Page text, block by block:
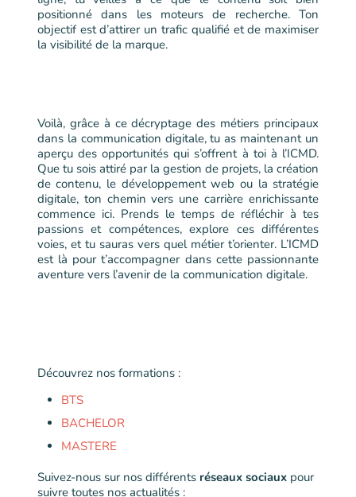
positionné dans les moteurs de recherche. Ton
objectif est d’attirer un trafic qualifié et de maximiser
la visibilité de la marque.
Voilà, grâce à ce décryptage des métiers principaux
dans la communication digitale, tu as maintenant un
aperçu des opportunités qui s’offrent à toi à l’ICMD.
Que tu sois attiré par la gestion de projets, la création
de contenu, le développement web ou la stratégie
digitale, ton chemin vers une carrière enrichissante
commence ici. Prends le temps de réfléchir à tes
passions et compétences, explore ces différentes
voies, et tu sauras vers quel métier t’orienter. L’ICMD
est là pour t’accompagner dans cette passionnante
aventure vers l’avenir de la communication digitale.
Découvrez nos formations :
BTS
BACHELOR
MASTERE
Suivez-nous sur nos différents réseaux sociauxpour
suivre toutes nos actualités :